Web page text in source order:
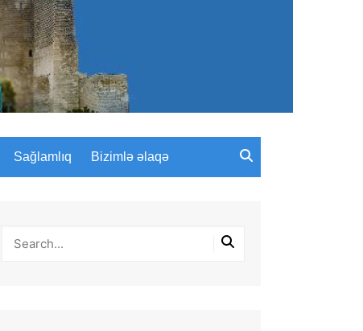
Sağlamlıq Bizimlə əlaqə